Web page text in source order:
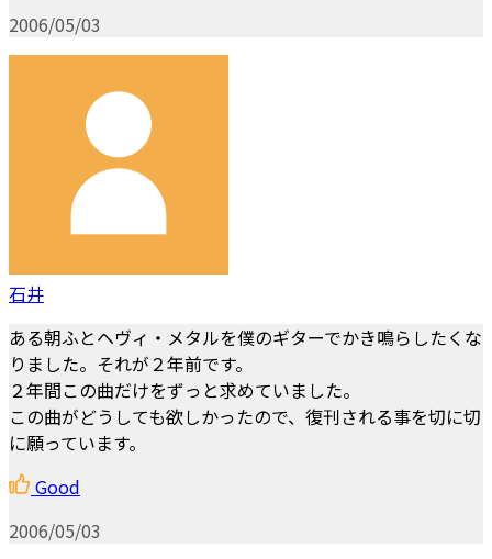
2006/05/03
石井
ある朝ふとヘヴィ・メタルを僕のギターでかき鳴らしたくな
りました。それが２年前です。
２年間この曲だけをずっと求めていました。
この曲がどうしても欲しかったので、復刊される事を切に切
に願っています。
Good
2006/05/03